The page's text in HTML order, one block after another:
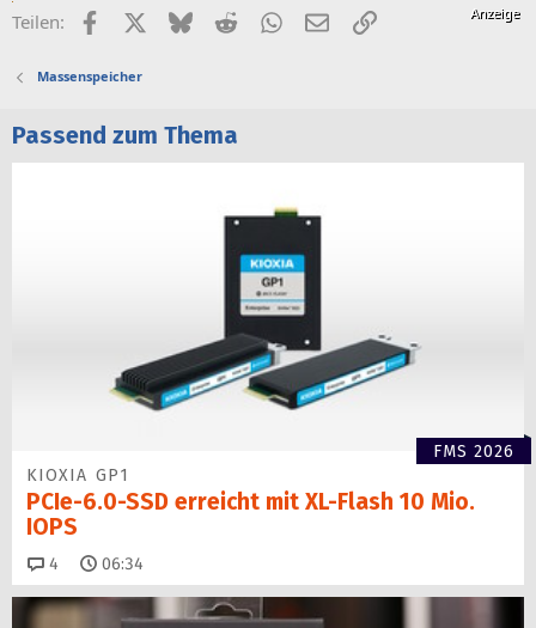
Teilen: FacebookX (Twitter)
BlueskyRedditWhatsApp
E-MailLink
Massenspeicher
Passend zum Thema
FMS 2026
KIOXIA GP1
PCIe-6.0-SSD erreicht mit XL-Flash 10 Mio.
IOPS
4 Kommentare
06:34